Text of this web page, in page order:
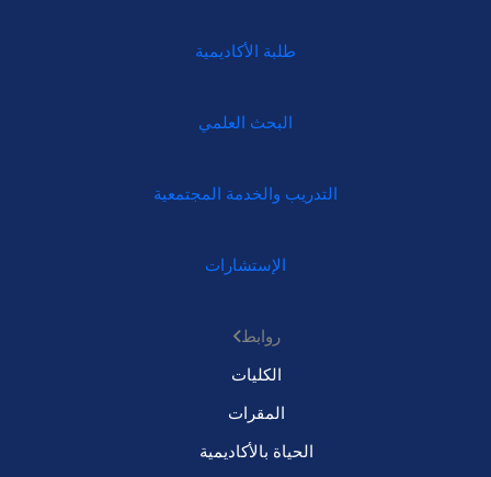
طلبة الأكاديمية
البحث العلمي
التدريب والخدمة المجتمعية
الإستشارات
روابط
الكليات
المقرات
الحياة بالأكاديمية